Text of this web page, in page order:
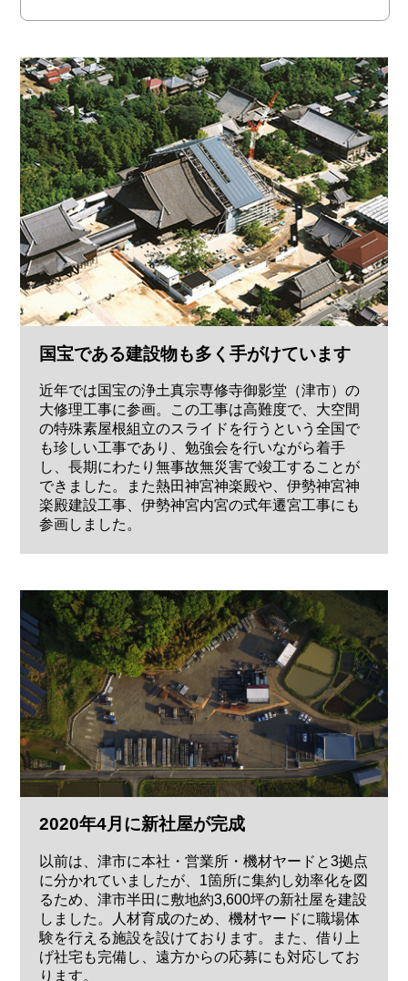
国宝である建設物も多く手がけています
近年では国宝の浄土真宗専修寺御影堂（津市）の
大修理工事に参画。この工事は高難度で、大空間
の特殊素屋根組立のスライドを行うという全国で
も珍しい工事であり、勉強会を行いながら着手
し、長期にわたり無事故無災害で竣工することが
できました。また熱田神宮神楽殿や、伊勢神宮神
楽殿建設工事、伊勢神宮内宮の式年遷宮工事にも
参画しました。
2020年4月に新社屋が完成
以前は、津市に本社・営業所・機材ヤードと3拠点
に分かれていましたが、1箇所に集約し効率化を図
るため、津市半田に敷地約3,600坪の新社屋を建設
しました。人材育成のため、機材ヤードに職場体
験を行える施設を設けております。また、借り上
げ社宅も完備し、遠方からの応募にも対応してお
ります。